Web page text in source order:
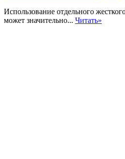
Использование отдельного
может значительно... Читать»